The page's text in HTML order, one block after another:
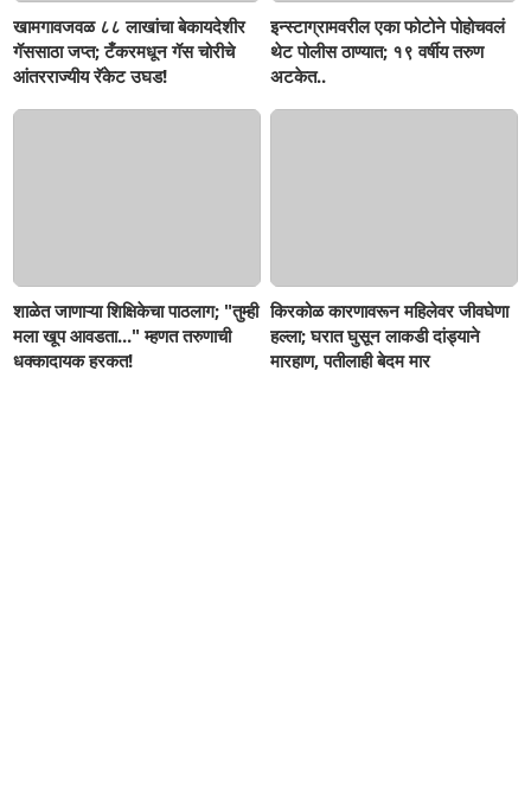
खामगावजवळ ८८ लाखांचा बेकायदेशीर
गॅससाठा जप्त; टँकरमधून गॅस चोरीचे
आंतरराज्यीय रॅकेट उघड!
इन्स्टाग्रामवरील एका फोटोने पोहोचवलं
थेट पोलीस ठाण्यात; १९ वर्षीय तरुण
अटकेत..
शाळेत जाणाऱ्या शिक्षिकेचा पाठलाग; "तुम्ही
मला खूप आवडता..." म्हणत तरुणाची
धक्कादायक हरकत!
किरकोळ कारणावरून महिलेवर जीवघेणा
हल्ला; घरात घुसून लाकडी दांड्याने
मारहाण, पतीलाही बेदम मार